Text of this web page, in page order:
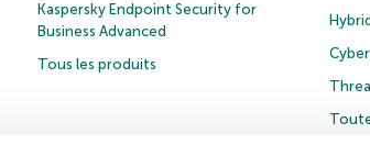
Kaspersky Endpoint Security for
Business Advanced
Tous les produits